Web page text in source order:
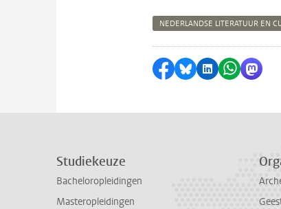
NEDERLANDSE LITERATUUR EN
Delen op Facebook
Delen via Bluesky
Delen opDelen via
Studiekeuze
Bacheloropleidingen
Masteropleidingen